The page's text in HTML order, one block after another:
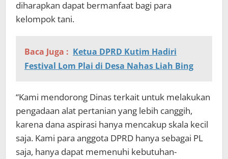
diharapkan dapat bermanfaat bagi para
kelompok tani.
Baca Juga : Ketua DPRD Kutim Hadiri
Festival Lom Plai di Desa Nahas Liah Bing
“Kami mendorong Dinas terkait untuk melakukan
pengadaan alat pertanian yang lebih canggih,
karena dana aspirasi hanya mencakup skala kecil
saja. Kami para anggota DPRD hanya sebagai PL
saja, hanya dapat memenuhi kebutuhan-